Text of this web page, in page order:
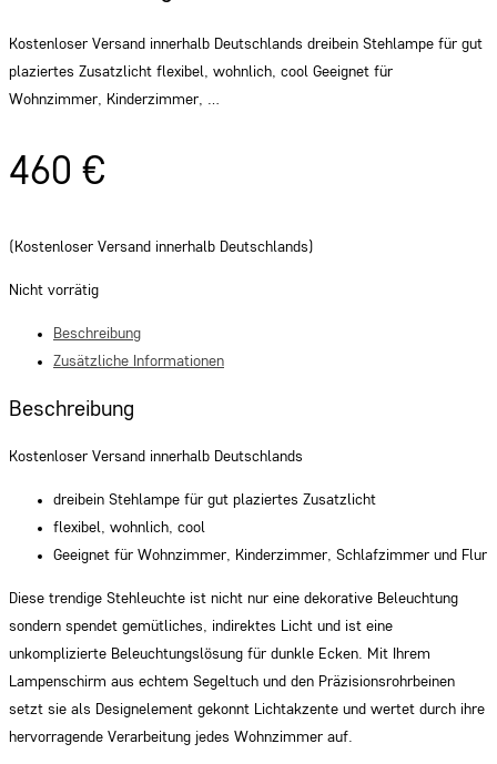
Kostenloser Versand innerhalb Deutschlands dreibein Stehlampe für gut
plaziertes Zusatzlicht flexibel, wohnlich, cool Geeignet für
Wohnzimmer, Kinderzimmer, …
460 €
(Kostenloser Versand innerhalb Deutschlands)
Nicht vorrätig
Beschreibung
Zusätzliche Informationen
Beschreibung
Kostenloser Versand innerhalb Deutschlands
dreibein Stehlampe für gut plaziertes Zusatzlicht
flexibel, wohnlich, cool
Geeignet für Wohnzimmer, Kinderzimmer, Schlafzimmer und Flur
Diese trendige Stehleuchte ist nicht nur eine dekorative Beleuchtung
sondern spendet gemütliches, indirektes Licht und ist eine
unkomplizierte Beleuchtungslösung für dunkle Ecken. Mit Ihrem
Lampenschirm aus echtem Segeltuch und den Präzisionsrohrbeinen
setzt sie als Designelement gekonnt Lichtakzente und wertet durch ihre
hervorragende Verarbeitung jedes Wohnzimmer auf.